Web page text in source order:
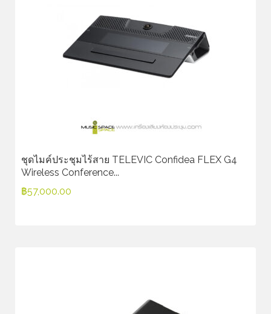
ชุดไมค์ประชุมไร้สาย TELEVIC Confidea FLEX G4
Wireless Conference...
฿57,000.00